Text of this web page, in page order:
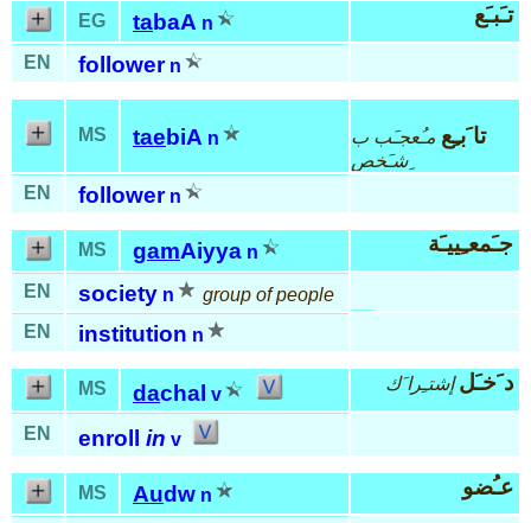
EG tabaA n تـَبـَع
EN follower n
MS taebiA n تا َبـِع مـُعجـَب ب
ِشـَخص
EN
follower n
MS gamAiyya n جـَمعـِييـَة
EN society n
group of people
EN
institution n
MS dachal v د َخـَل إشتـِرا َك
EN enroll in v
MS Audw n عـُضو